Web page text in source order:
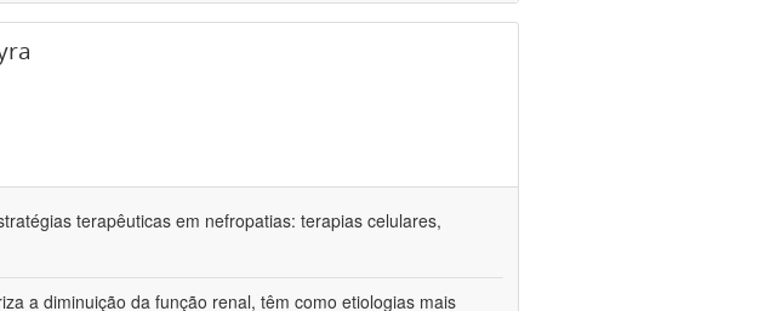
terapêuticas em nefropatias: terapias celulares,
a diminuição da função renal, têm como etiologias mais